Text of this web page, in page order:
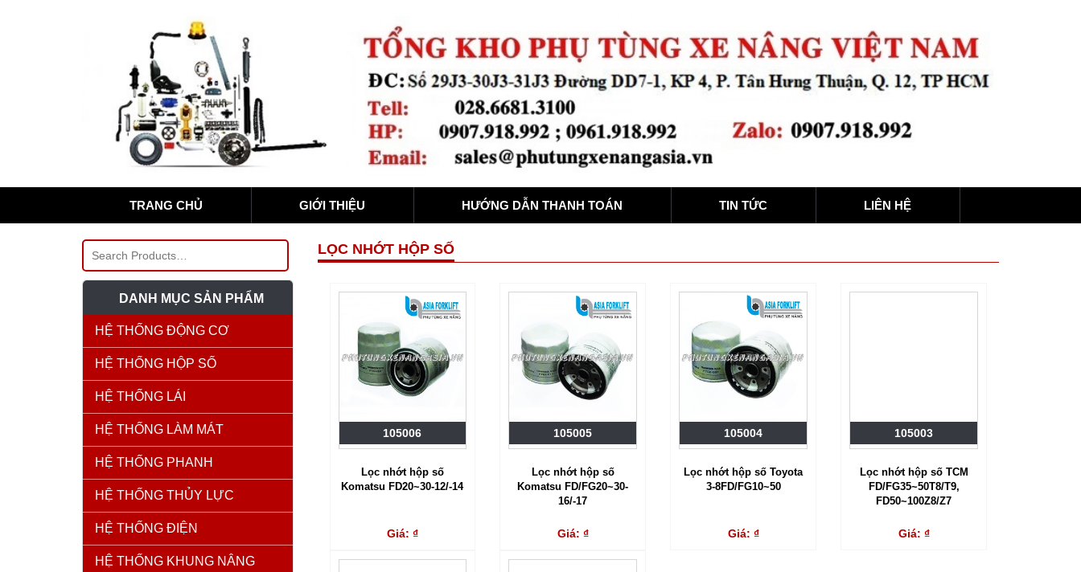
TRANG CHỦ GIỚI THIỆU HƯỚNG DẪN THANH TOÁN TIN TỨC LIÊN HỆ
LỌC NHỚT HỘP SỐ
105006
Lọc nhớt hộp số
Komatsu FD20~30-12/-14
Giá: ₫
105005
Lọc nhớt hộp số
Komatsu FD/FG20~30-
16/-17
Giá: ₫
105004
Lọc nhớt hộp số Toyota
3-8FD/FG10~50
Giá: ₫
105003
Lọc nhớt hộp số TCM
FD/FG35~50T8/T9,
FD50~100Z8/Z7
Giá: ₫
DANH MỤC SẢN PHẨM
HỆ THỐNG ĐỘNG CƠ
HỆ THỐNG HỘP SỐ
HỆ THỐNG LÁI
HỆ THỐNG LÀM MÁT
HỆ THỐNG PHANH
HỆ THỐNG THỦY LỰC
HỆ THỐNG ĐIỆN
HỆ THỐNG KHUNG NÂNG